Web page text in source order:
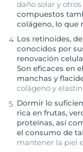
daño solar y
compuestos
colágeno, lo que
Los retinoides,
conocidos por
renovación
Son eficaces en
manchas y
colágeno y
Dormir lo
rica en frutas,
proteínas, así
el consumo de
mantener la piel